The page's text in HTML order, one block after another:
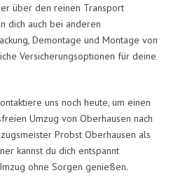
über den reinen Transport
dich auch bei anderen
Demontage und Montage von
Versicherungsoptionen für deine
uns noch heute, um einen
Umzug von Oberhausen nach
Probst Oberhausen als
kannst du dich entspannt
ohne Sorgen genießen.